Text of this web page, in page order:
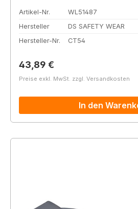
Artikel-Nr.
WL51487
Hersteller
DS SAFETY WEAR
Hersteller-Nr.
CT54
Regulärer Preis:
43,89 €
Preise exkl. MwSt. zzgl. Versandkosten
In den